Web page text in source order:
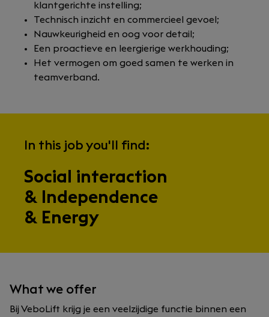
klantgerichte instelling;
Technisch inzicht en commercieel gevoel;
Nauwkeurigheid en oog voor detail;
Een proactieve en leergierige werkhouding;
Het vermogen om goed samen te werken in
teamverband.
In this job you'll find:
Social interaction
& Independence
& Energy
What we offer
Bij VeboLift krijg je een veelzijdige functie binnen een